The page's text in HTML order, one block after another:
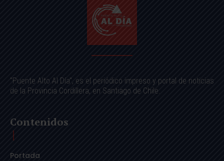
"Puente Alto Al Día", es el periódico impreso y portal de noticias
de la Provincia Cordillera, en Santiago de Chile.
Contenidos
Portada